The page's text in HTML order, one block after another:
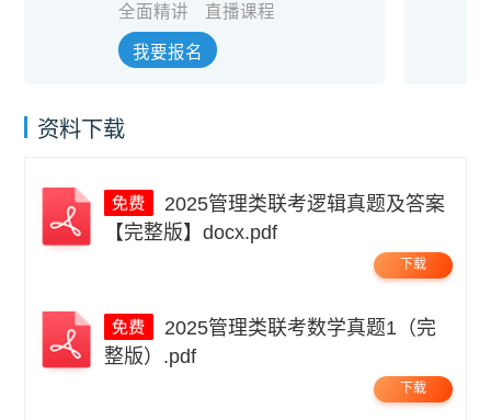
全面精讲 直播课程
我要报名
资料下载
【完整版】docx.pdf
下载
整版）.pdf
下载